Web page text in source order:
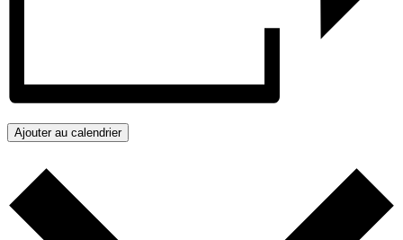
Ajouter au calendrier